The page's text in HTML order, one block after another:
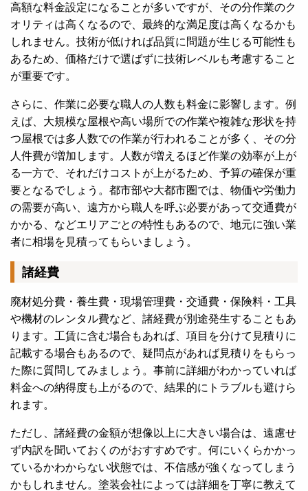
高額な料金設定になることが多いですが、その分作業のク
オリティは高くなるので、最終的な満足度は高くなるかも
しれません。技術が低ければ品質に問題が生じる可能性も
あるため、価格だけで選ばずに技術レベルも考慮すること
が重要です。
さらに、作業に必要な職人の人数も料金に影響します。例
えば、大規模な屋根や高い場所での作業や複雑な形状を持
つ屋根では多人数での作業が行われることが多く、その分
人件費が増加します。人数が増えるほど作業の効率が上が
る一方で、それだけコストが上がるため、予算の確保が重
要となるでしょう。都市部や大都市圏では、物価や労働力
の需要が高い、遠方から職人を呼ぶ必要があって交通費が
かかる、などエリアごとの特性もあるので、地元に強い業
者に相場を見積ってもらいましょう。
諸経費
廃材処分費・養生費・現場管理費・交通費・保険料・工具
や機材のレンタル費など、諸経費が別途発生することもあ
ります。工賃に含む場合もあれば、項目を分けて見積りに
記載する場合もあるので、疑問点があれば見積りをもらっ
た際に質問してみましょう。事前に詳細がわかっていれば
料金への納得度も上がるので、結果的にトラブルも避けら
れます。
ただし、諸経費の金額が想像以上に大きい場合は、遠慮せ
ず内訳を聞いておくのがおすすめです。何にいくらかかっ
ているかわからない状態では、不信感が強くなってしまう
かもしれません。塗装会社によっては詳細を丁寧に教えて